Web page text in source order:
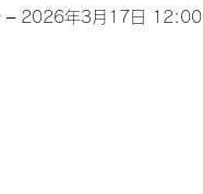
2026年3月17日 12:00